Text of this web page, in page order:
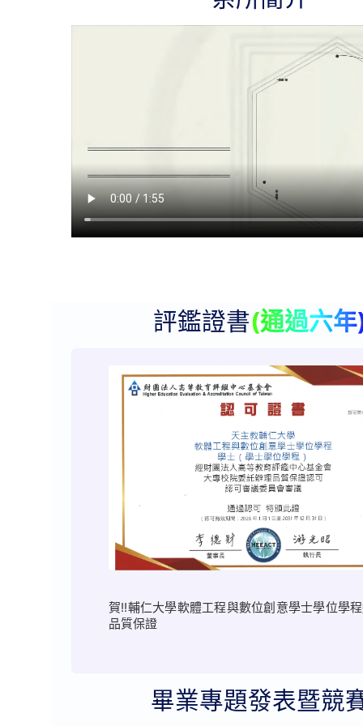
評鑑證書(通過六
賀!!輔仁大學軟體工程與數位創意學士學位學
品質保證
畢業專題發表暨競